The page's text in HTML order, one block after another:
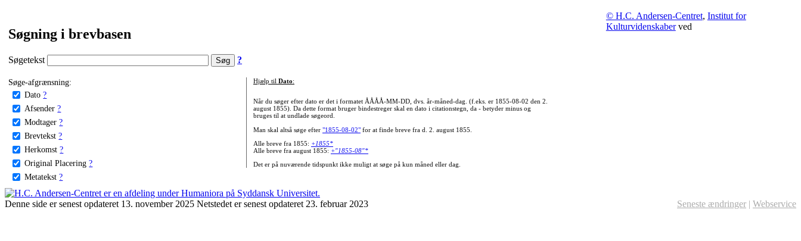
Søgning i brevbasen
Søgetekst ?
Søge-afgrænsning:
Dato ?
Afsender ?
Modtager ?
Brevtekst ?
Herkomst ?
Original Placering ?
Metatekst ?
Hjælp til Dato:
Når du søger efter dato er det i formatet ÅÅÅÅ-MM-DD, dvs. år-måned-dag. (f.eks. er 1855-08-02 den 2.
august 1855). Da dette format bruger bindestreger skal en dato i citationstegn, da - betyder minus og
bruges til at undlade søgeord.
Man skal altså søge efter "1855-08-02"for at finde breve fra d. 2. august 1855.
Alle breve fra 1855: +1855*
Alle breve fra august 1855: +"1855-08"*
Det er på nuværende tidspunkt ikke muligt at søge på kun måned eller dag.
© H.C. Andersen-Centret, Institut for
Kulturvidenskaberved
Denne side er senest opdateret 13. november 2025 Netstedet er senest opdateret 23. februar 2023 Seneste ændringer | Webservice